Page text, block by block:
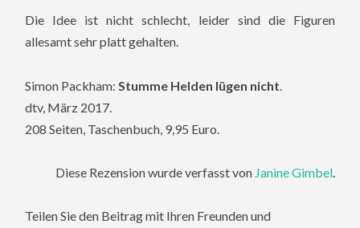
Die Idee ist nicht schlecht, leider sind die Figuren
allesamt sehr platt gehalten.
Simon Packham: Stumme Helden lügen nicht
dtv, März 2017.
208 Seiten, Taschenbuch, 9,95 Euro.
Diese Rezension wurde verfasst von Janine Gimbel.
Teilen Sie den Beitrag mit Ihren Freunden und